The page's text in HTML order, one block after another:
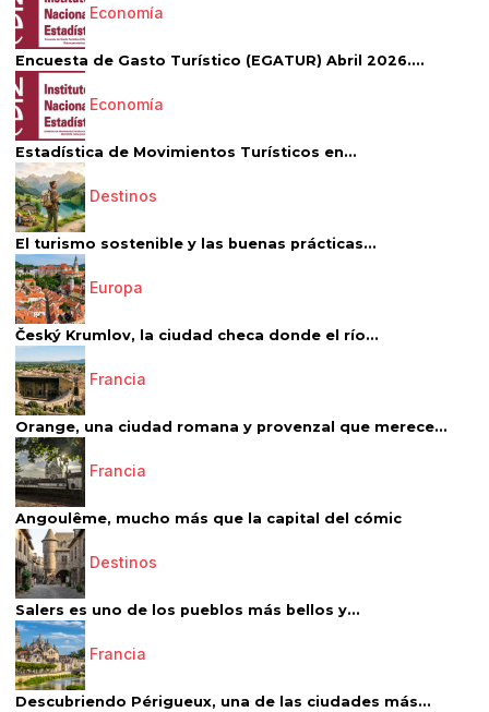
Economía
Encuesta de Gasto Turístico (EGATUR) Abril 2026....
Economía
Estadística de Movimientos Turísticos en...
Destinos
El turismo sostenible y las buenas prácticas...
Europa
Český Krumlov, la ciudad checa donde el río...
Francia
Orange, una ciudad romana y provenzal que merece...
Francia
Angoulême, mucho más que la capital del cómic
Destinos
Salers es uno de los pueblos más bellos y...
Francia
Descubriendo Périgueux, una de las ciudades más...